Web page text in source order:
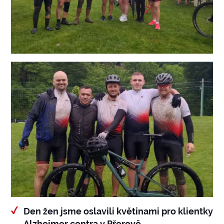
Den žen jsme oslavili květinami pro klientky